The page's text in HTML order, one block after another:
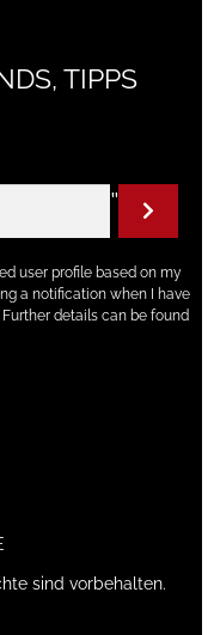
TIPPS
"
user profile based on my
a notification when I have
details can be found
sind vorbehalten.